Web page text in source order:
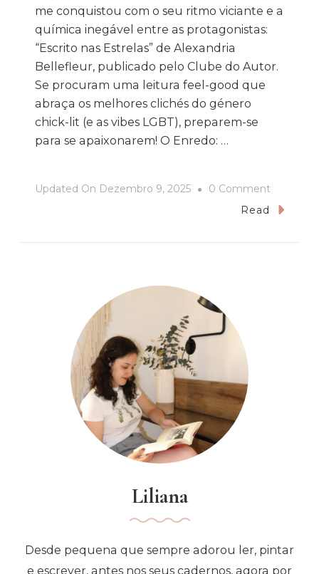
me conquistou com o seu ritmo viciante e a
química inegável entre as protagonistas:
“Escrito nas Estrelas” de Alexandria
Bellefleur, publicado pelo Clube do Autor.
Se procuram uma leitura feel-good que
abraça os melhores clichés do género
chick-lit (e as vibes LGBT), preparem-se
para se apaixonarem! O Enredo: …
Updated On Dezembro 9, 2025 0 Comment
Escrito
Read
Liliana
Desde pequena que sempre adorou ler, pintar
e escrever, antes nos seus cadernos, agora por